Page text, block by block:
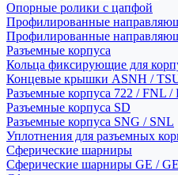
Опорные ролики с цапфой
Профилированные
Профилированные
Разъемные корпуса
Кольца фиксирующие для
Концевые крышки ASNH /
Разъемные корпуса 722 / FNL /
Разъемные корпуса SD
Разъемные корпуса SNG / SNL
Уплотнения для разъемных
Сферические шарниры
Сферические шарниры GE /